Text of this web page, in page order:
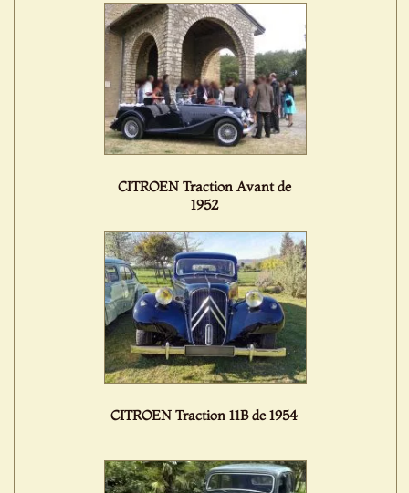
CITROEN Traction Avant de
1952
CITROEN Traction 11B de 1954